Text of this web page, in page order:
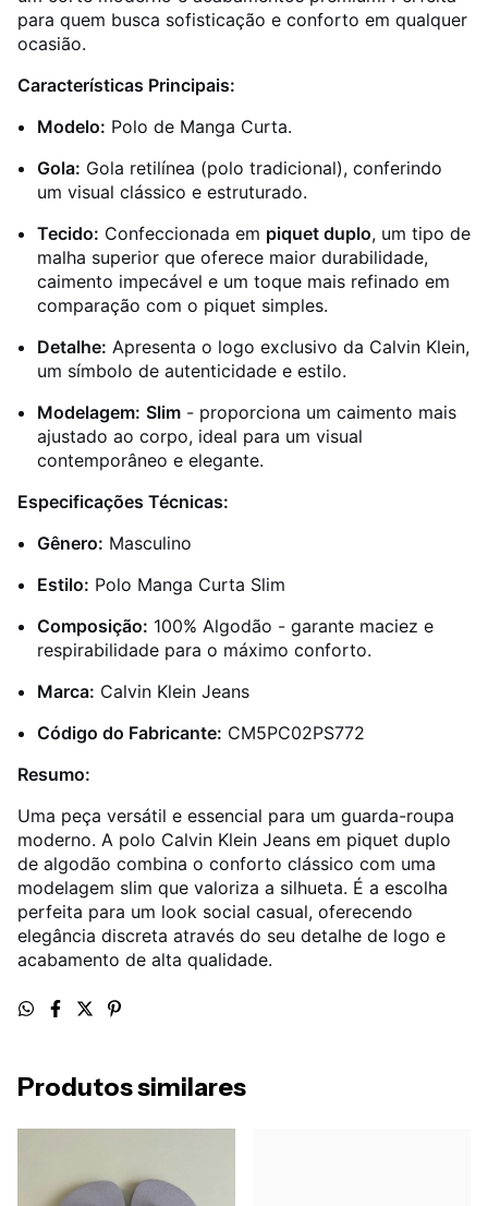
para quem busca sofisticação e conforto em qualquer
ocasião.
Características Principais:
Modelo: Polo de Manga Curta.
Gola: Gola retilínea (polo tradicional), conferindo
um visual clássico e estruturado.
Tecido: Confeccionada em piquet duplo, um tipo de
malha superior que oferece maior durabilidade,
caimento impecável e um toque mais refinado em
comparação com o piquet simples.
Detalhe: Apresenta o logo exclusivo da Calvin Klein,
um símbolo de autenticidade e estilo.
Modelagem: Slim - proporciona um caimento mais
ajustado ao corpo, ideal para um visual
contemporâneo e elegante.
Especificações Técnicas:
Gênero: Masculino
Estilo: Polo Manga Curta Slim
Composição: 100% Algodão - garante maciez e
respirabilidade para o máximo conforto.
Marca: Calvin Klein Jeans
Código do Fabricante: CM5PC02PS772
Resumo:
Uma peça versátil e essencial para um guarda-roupa
moderno. A polo Calvin Klein Jeans em piquet duplo
de algodão combina o conforto clássico com uma
modelagem slim que valoriza a silhueta. É a escolha
perfeita para um look social casual, oferecendo
elegância discreta através do seu detalhe de logo e
acabamento de alta qualidade.
Produtos similares